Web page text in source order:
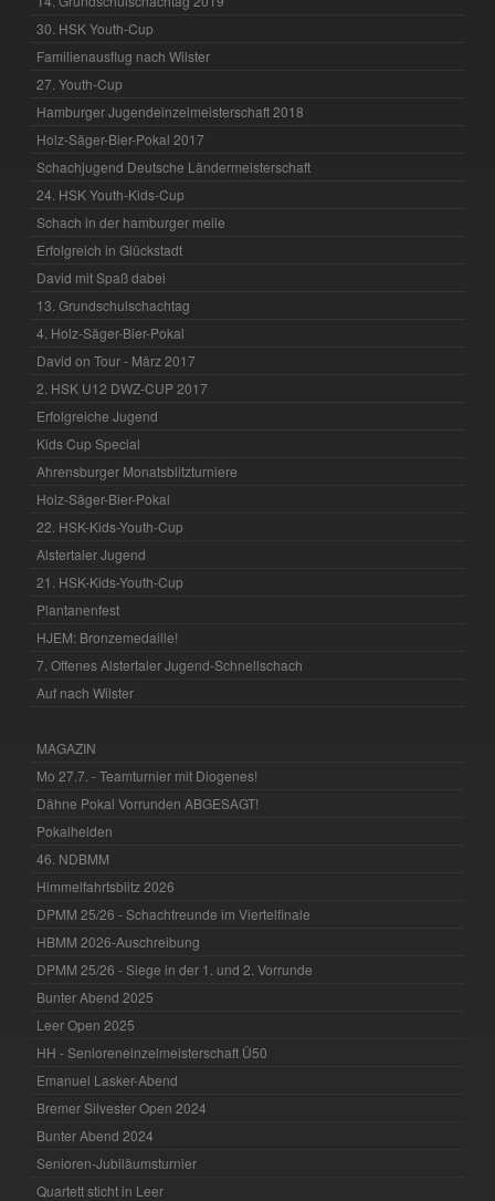
30. HSK Youth-Cup
Familienausflug nach Wilster
27. Youth-Cup
Hamburger Jugendeinzelmeisterschaft 2018
Holz-Säger-Bier-Pokal 2017
Schachjugend Deutsche Ländermeisterschaft
24. HSK Youth-Kids-Cup
Schach in der hamburger meile
Erfolgreich in Glückstadt
David mit Spaß dabei
13. Grundschulschachtag
4. Holz-Säger-Bier-Pokal
David on Tour - März 2017
2. HSK U12 DWZ-CUP 2017
Erfolgreiche Jugend
Kids Cup Special
Ahrensburger Monatsblitzturniere
Holz-Säger-Bier-Pokal
22. HSK-Kids-Youth-Cup
Alstertaler Jugend
21. HSK-Kids-Youth-Cup
Plantanenfest
HJEM: Bronzemedaille!
7. Offenes Alstertaler Jugend-Schnellschach
Auf nach Wilster
MAGAZIN
Mo 27.7. - Teamturnier mit Diogenes!
Dähne Pokal Vorrunden ABGESAGT!
Pokalhelden
46. NDBMM
Himmelfahrtsblitz 2026
DPMM 25/26 - Schachfreunde im Viertelfinale
HBMM 2026-Auschreibung
DPMM 25/26 - Siege in der 1. und 2. Vorrunde
Bunter Abend 2025
Leer Open 2025
HH - Senioreneinzelmeisterschaft Ü50
Emanuel Lasker-Abend
Bremer Silvester Open 2024
Bunter Abend 2024
Senioren-Jubiläumsturnier
Quartett sticht in Leer